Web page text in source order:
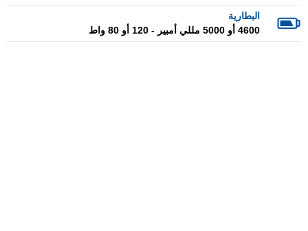
البطارية
4600 أو 5000 مللي أمبير - 120 أو 80 واط